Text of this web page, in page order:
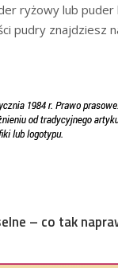
ryżowy lub
pudry znajdziesz
– co tak